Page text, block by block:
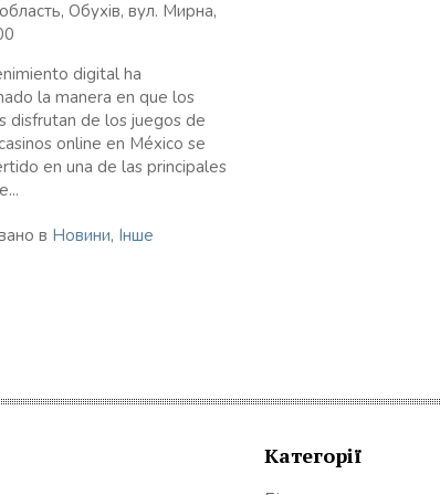
Обухів, вул. Мирна,
digital ha
la manera en que los
disfrutan de los juegos de
online en México se
en una de las principales
в Новини, Інше
Категорії